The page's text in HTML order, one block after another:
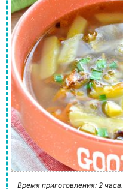
Время приготовления: 2 часа.